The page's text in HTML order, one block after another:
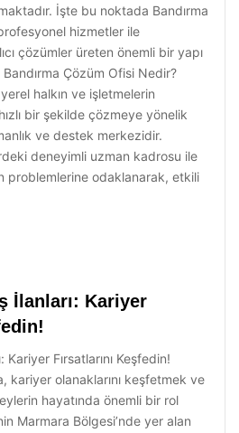
İşte bu noktada Bandırma
hizmetler ile
çözümler üreten önemli bir yapı
Çözüm Ofisi Nedir?
halkın ve işletmelerin
bir şekilde çözmeye yönelik
ve destek merkezidir.
deneyimli uzman kadrosu ile
problemlerine odaklanarak, etkili
İlanları: Kariyer
Kariyer Fırsatlarını Keşfedin!
kariyer olanaklarını keşfetmek ve
hayatında önemli bir rol
Marmara Bölgesi’nde yer alan